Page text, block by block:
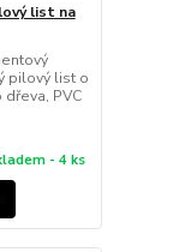
list na
pilový list o
PVC
- 4 ks